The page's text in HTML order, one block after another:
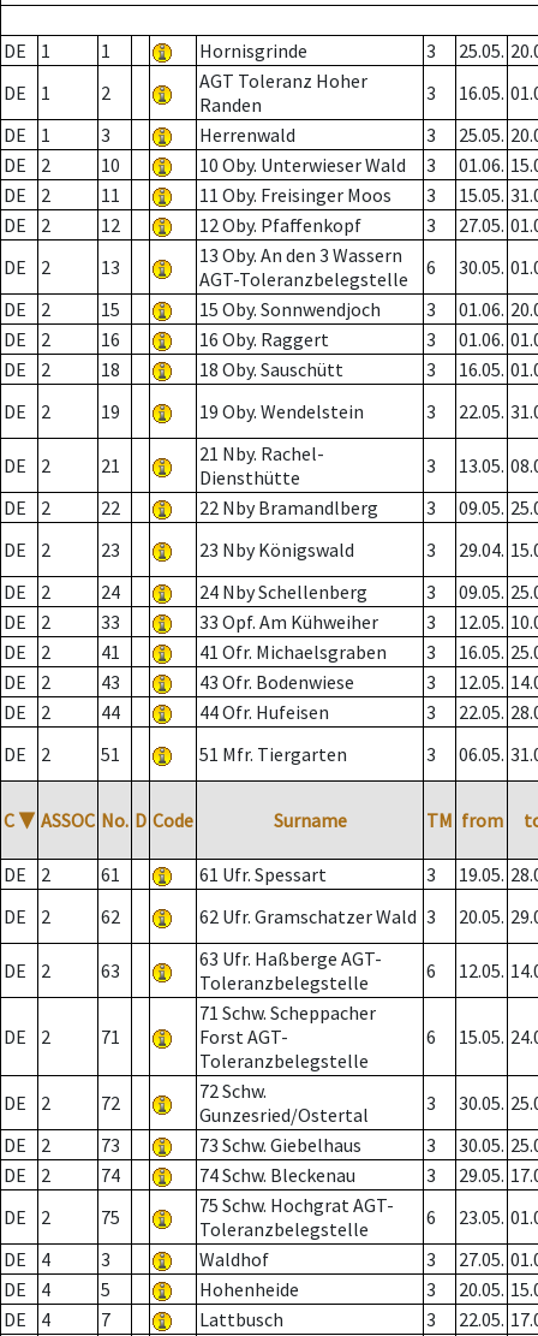
DE 1 1 Hornisgrinde 3 25.05.
DE
1 2
AGT Toleranz Hoher
Randen
3 16.05.
DE
1 3 Herrenwald 3 25.05.
DE
2 10 10 Oby. Unterwieser Wald 3 01.06.
DE
2 11 11 Oby. Freisinger Moos 3 15.05.
DE
2 12 12 Oby. Pfaffenkopf 3 27.05.
DE
2 13
13 Oby. An den 3 Wassern
AGT-Toleranzbelegstelle
6 30.05.
DE
2 15 15 Oby. Sonnwendjoch 3 01.06.
DE
2 16 16 Oby. Raggert 3 01.06.
DE
2 18 18 Oby. Sauschütt 3 16.05.
DE
2 19 19 Oby. Wendelstein 3 22.05.
DE 2 21
21 Nby. Rachel-
Diensthütte
3 13.05.
DE
2 22 22 Nby Bramandlberg 3 09.05.
DE
2 23 23 Nby Königswald 3 29.04.
DE
2 24 24 Nby Schellenberg 3 09.05.
DE
2 33 33 Opf. Am Kühweiher 3 12.05.
DE
2 41 41 Ofr. Michaelsgraben 3 16.05.
DE
2 43 43 Ofr. Bodenwiese 3 12.05.
DE
2 44 44 Ofr. Hufeisen 3 22.05.
DE
2 51 51 Mfr. Tiergarten 3 06.05.
C ▼ ASSOC No. D Code Surname TM from
DE 2 61 61 Ufr. Spessart 3 19.05.
DE
2 62 62 Ufr. Gramschatzer Wald 3 20.05.
DE 2 63
63 Ufr. Haßberge AGT-
Toleranzbelegstelle
6 12.05.
DE 2 71
71 Schw. Scheppacher
Forst AGT-
Toleranzbelegstelle
6 15.05.
DE 2 72
72 Schw.
Gunzesried/Ostertal
3 30.05.
DE
2 73 73 Schw. Giebelhaus 3 30.05.
DE
2 74 74 Schw. Bleckenau 3 29.05.
DE
2 75
75 Schw. Hochgrat AGT-
Toleranzbelegstelle
6 23.05.
DE
4 3 Waldhof 3 27.05.
DE
4 5 Hohenheide 3 20.05.
DE
4 7 Lattbusch 3 22.05.